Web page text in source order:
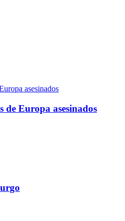
de Europa asesinados